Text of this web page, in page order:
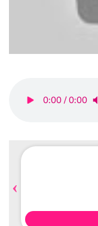
0:00 / 0:00